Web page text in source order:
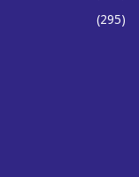
(295)